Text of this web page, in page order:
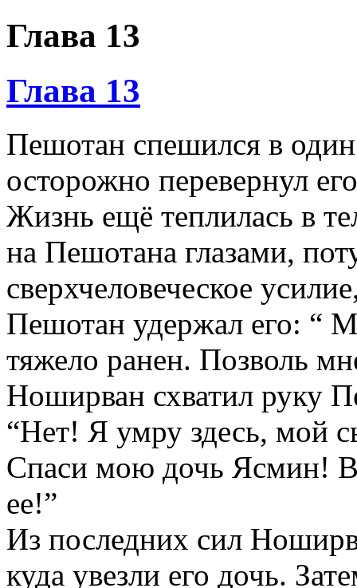
Глава 13
Глава 13
Пешотан спешился в
осторожно перевернул
Жизнь ещё теплилась в
на Пешотана глазами,
сверхчеловеческое
Пешотан удержал его: “
тяжело ранен. Позволь
Ноширван схватил руку
“Нет! Я умру здесь, мой
Спаси мою дочь Ясмин!
ее!”
Из последних сил
куда увезли его дочь.